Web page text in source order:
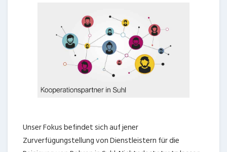
Unser Fokus befindet sich auf jener
Zurverfügungstellung von Dienstleistern für die